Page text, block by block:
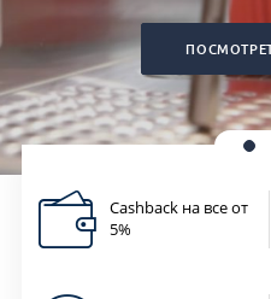
Cashback на все от
5%